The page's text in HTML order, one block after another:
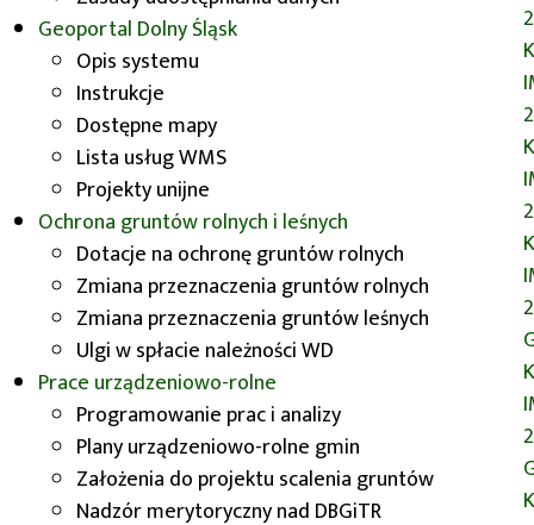
Geoportal Dolny Śląsk
Opis systemu
Instrukcje
Dostępne mapy
Lista usług WMS
Projekty unijne
Ochrona gruntów rolnych i leśnych
Dotacje na ochronę gruntów rolnych
Zmiana przeznaczenia gruntów rolnych
Zmiana przeznaczenia gruntów leśnych
Ulgi w spłacie należności WD
Prace urządzeniowo-rolne
Programowanie prac i analizy
Plany urządzeniowo-rolne gmin
Założenia do projektu scalenia gruntów
Nadzór merytoryczny nad DBGiTR
gmin i powiatów, instytucji
publicznych, środowisk naukowych i
firm branżowych.